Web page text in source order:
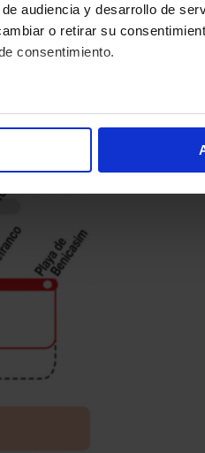
audiencia y desarrollo de
o retirar su
consentimiento.
tener una precisión de
mediante cookies o
visitadas), nos permite
Pulsando el botón
o de nuestros socios,
así como desarrollar un perfil
Tienes también la opción de
las estrictamente necesarias
consultar más
de Boadilla -